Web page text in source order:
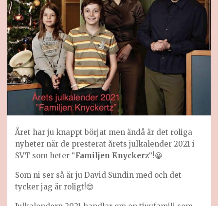
Året har ju knappt börjat men ändå är det roliga
nyheter när de presterat årets julkalender 2021 i
SVT som heter “Familjen Knyckerz“!😀
Som ni ser så är ju David Sundin med och det
tycker jag är roligt!😍